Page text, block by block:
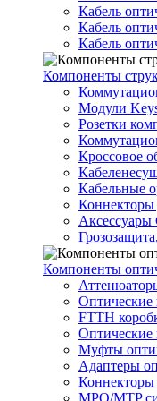
Кабель
Кабель
Кабель
Компоненты
Модули
Розетки
Кроссовое
Кабельные
Коннекторы
Компоненты
Оптические
FTTH
Оптические
Муфты
Адаптеры
Коннекторы
MPO/MTP